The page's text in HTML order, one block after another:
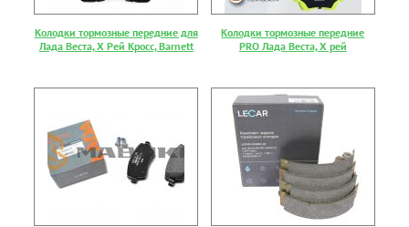
Колодки тормозные передние для
Лада Веста, Х Рей Кросс, Barnett
Колодки тормозные передние
PRO Лада Веста, Х рей